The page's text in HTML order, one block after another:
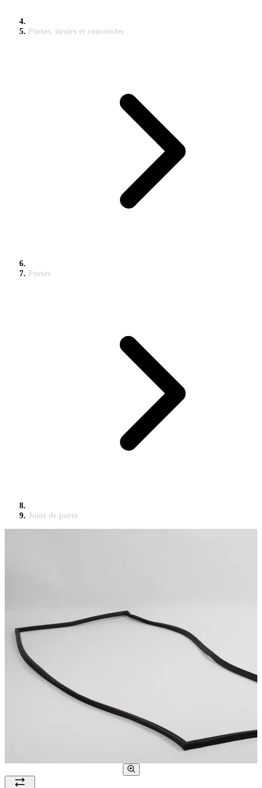
Portes, tiroirs et couvercles
Portes
Joint de porte